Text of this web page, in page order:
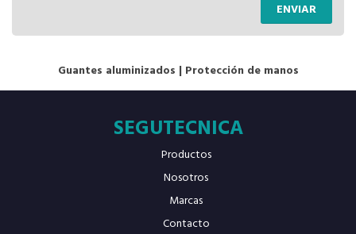
ENVIAR
Guantes aluminizados | Protección de manos
SEGUTECNICA
Productos
Nosotros
Marcas
Contacto